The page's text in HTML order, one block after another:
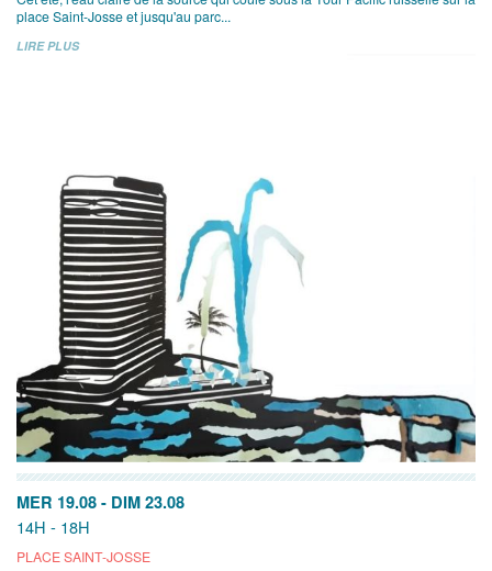
place Saint-Josse et jusqu'au parc...
LIRE PLUS
MER 19.08 - DIM 23.08
14H - 18H
PLACE SAINT-JOSSE